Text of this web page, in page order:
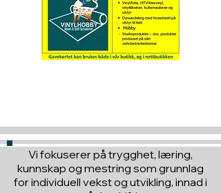
Vi fokuserer på trygghet, læring,
kunnskap og mestring som grunnlag
for individuell vekst og utvikling, innad i